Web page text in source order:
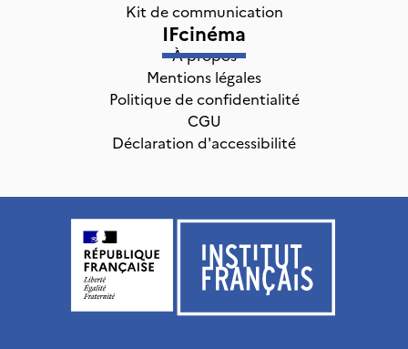
Kit de communication
IFcinéma
À propos
Mentions légales
Politique de confidentialité
CGU
Déclaration d'accessibilité